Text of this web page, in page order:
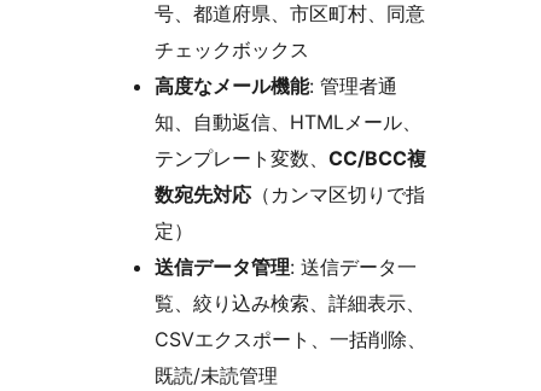
号、都道府県、市区町村、同意
チェックボックス
高度なメール機能: 管理者通
知、自動返信、HTMLメール、
テンプレート変数、 CC/BCC複
数宛先対応 （カンマ区切りで指
定）
送信データ管理: 送信データ一
覧、絞り込み検索、詳細表示、
CSVエクスポート、一括削除、
既読/未読管理